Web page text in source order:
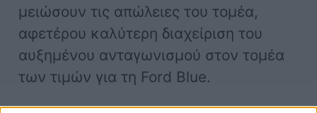
μειώσουν τις απώλειες του τομέα,
αφετέρου καλύτερη διαχείριση του
αυξημένου ανταγωνισμού στον τομέα
των τιμών για τη Ford Blue.